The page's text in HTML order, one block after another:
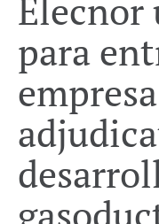
Elecnor
para
empresa